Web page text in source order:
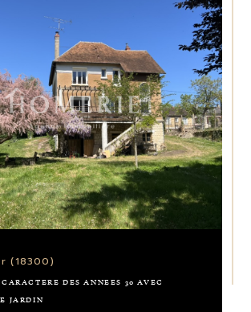
(18300)
DES ANNEES 30 AVEC
JARDIN